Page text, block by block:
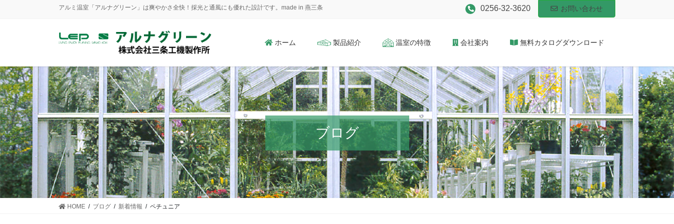
アルミ温室「アルナグリーン」は爽やかさ全快！採光と通風にも優れた設計です。made in 燕三条 0256-32-3620 お問い合わせ
ホーム 製品紹介 温室の特徴 会社案内 無料カタログダウンロード
ブログ
HOME ブログ 新着情報 ペチュニア